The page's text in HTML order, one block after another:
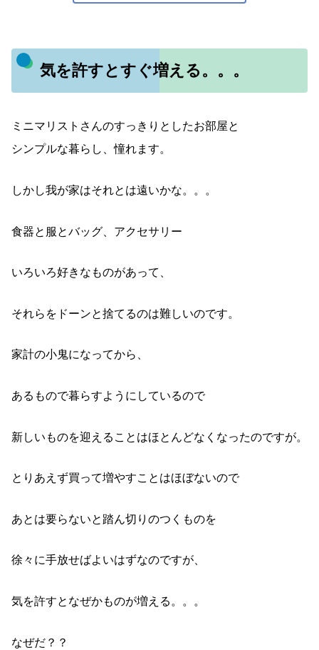
気を許すとすぐ増える。。。
ミニマリストさんのすっきりとしたお部屋と
シンプルな暮らし、憧れます。
しかし我が家はそれとは遠いかな。。。
食器と服とバッグ、アクセサリー
いろいろ好きなものがあって、
それらをドーンと捨てるのは難しいのです。
家計の小鬼になってから、
あるもので暮らすようにしているので
新しいものを迎えることはほとんどなくなったのですが。
とりあえず買って増やすことはほぼないので
あとは要らないと踏ん切りのつくものを
徐々に手放せばよいはずなのですが、
気を許すとなぜかものが増える。。。
なぜだ？？